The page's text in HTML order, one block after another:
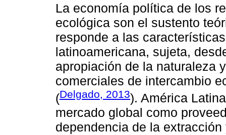
La economía política de los
ecológica son el sustento
responde a las
latinoamericana, sujeta,
apropiación de la naturaleza
comerciales de intercambio
(Delgado, 2013). América
mercado global como
dependencia de la